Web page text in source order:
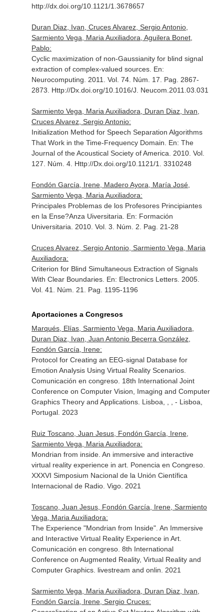
http://dx.doi.org/10.1121/1.3678657
Duran Diaz, Ivan, Cruces Alvarez, Sergio Antonio,
Sarmiento Vega, Maria Auxiliadora, Aguilera Bonet,
Pablo:
Cyclic maximization of non-Gaussianity for blind signal
extraction of complex-valued sources. En:
Neurocomputing . 2011. Vol. 74. Núm. 17. Pag. 2867-
2873. Http://Dx.doi.org/10.1016/J. Neucom.2011.03.031
Sarmiento Vega, Maria Auxiliadora, Duran Diaz, Ivan,
Cruces Alvarez, Sergio Antonio:
Initialization Method for Speech Separation Algorithms
That Work in the Time-Frequency Domain. En: The
Journal of the Acoustical Society of America . 2010. Vol.
127. Núm. 4. Http://Dx.doi.org/10.1121/1. 3310248
Fondón García, Irene, Madero Ayora, María José,
Sarmiento Vega, Maria Auxiliadora:
Principales Problemas de los Profesores Principiantes
en la Ense?Anza Uiversitaria. En: Formación
Universitaria . 2010. Vol. 3. Núm. 2. Pag. 21-28
Cruces Alvarez, Sergio Antonio, Sarmiento Vega, Maria
Auxiliadora:
Criterion for Blind Simultaneous Extraction of Signals
With Clear Boundaries. En: Electronics Letters. 2005.
Vol. 41. Núm. 21. Pag. 1195-1196
Aportaciones a Congresos
Marqués, Elías, Sarmiento Vega, Maria Auxiliadora,
Duran Diaz, Ivan, Juan Antonio Becerra González,
Fondón García, Irene:
Protocol for Creating an EEG-signal Database for
Emotion Analysis Using Virtual Reality Scenarios.
Comunicación en congreso. 18th International Joint
Conference on Computer Vision, Imaging and Computer
Graphics Theory and Applications. Lisboa, , , - Lisboa,
Portugal. 2023
Ruiz Toscano, Juan Jesus, Fondón García, Irene,
Sarmiento Vega, Maria Auxiliadora:
Mondrian from inside. An immersive and interactive
virtual reality experience in art. Ponencia en Congreso.
XXXVI Simposium Nacional de la Unión Científica
Internacional de Radio. Vigo. 2021
Toscano, Juan Jesus, Fondón García, Irene, Sarmiento
Vega, Maria Auxiliadora:
The Experience "Mondrian from Inside". An Immersive
and Interactive Virtual Reality Experience in Art.
Comunicación en congreso. 8th International
Conference on Augmented Reality, Virtual Reality and
Computer Graphics. livestream and onlin. 2021
Sarmiento Vega, Maria Auxiliadora, Duran Diaz, Ivan,
Fondón García, Irene, Sergio Cruces: